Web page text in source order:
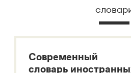
Русский орфографический
Большой толковый словарь
Современный
словарь